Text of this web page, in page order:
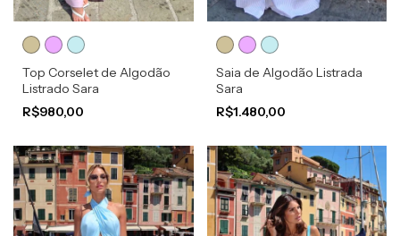
Top Corselet de Algodão
Listrado Sara
R$980,00
Saia de Algodão Listrada
Sara
R$1.480,00